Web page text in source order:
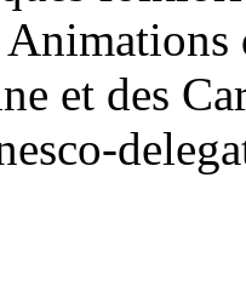
et des